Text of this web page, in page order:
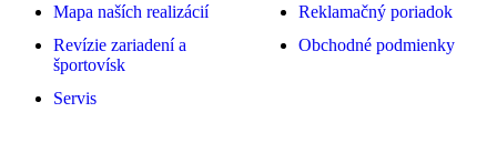
Mapa naších realizácií
Revízie zariadení a
športovísk
Servis
Reklamačný poriadok
Obchodné podmienky